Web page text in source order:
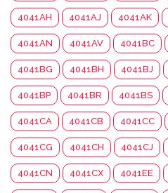
4041AH 4041AJ 4041AK
4041AN 4041AV 4041BC
4041BG 4041BH 4041BJ
4041BP 4041BR 4041BS
4041CA 4041CB 4041CC
4041CG 4041CH 4041CJ
4041CN 4041CX 4041EE